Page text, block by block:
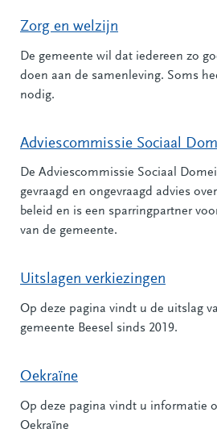
Zorg en welzijn
De gemeente wil dat iedereen zo
doen aan de samenleving. Soms
nodig.
Adviescommissie Sociaal
De Adviescommissie Sociaal
gevraagd en ongevraagd advies
beleid en is een sparringpartner
van de gemeente.
Uitslagen verkiezingen
Op deze pagina vindt u de uitslag
gemeente Beesel sinds 2019.
Oekraïne
Op deze pagina vindt u informatie
Oekraïne